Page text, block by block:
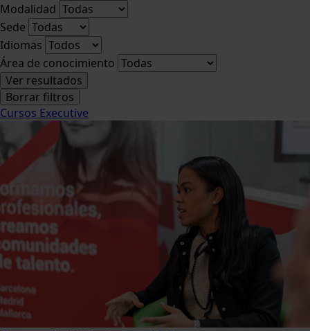
Modalidad
Sede
Idiomas
Área de conocimiento
Ver resultados
Borrar filtros
Cursos Executive